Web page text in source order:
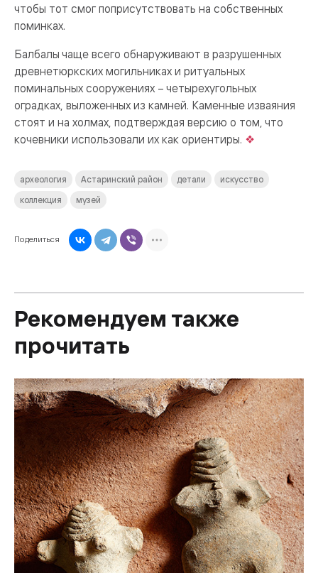
чтобы тот смог поприсутствовать на собственных
поминках.
Балбалы чаще всего обнаруживают в разрушенных
древнетюркских могильниках и ритуальных
поминальных сооружениях – четырехугольных
оградках, выложенных из камней. Каменные изваяния
стоят и на холмах, подтверждая версию о том, что
кочевники использовали их как ориентиры.
археология Астаринский район детали
искусство
коллекция
музей
Поделиться
Рекомендуем также
прочитать